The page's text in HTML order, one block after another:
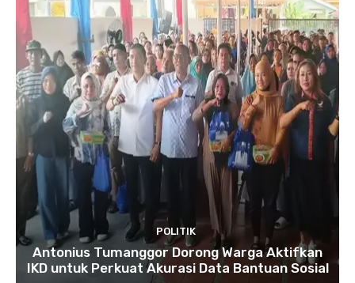
POLITIK
Antonius Tumanggor Dorong Warga Aktifkan
IKD untuk Perkuat Akurasi Data Bantuan Sosial